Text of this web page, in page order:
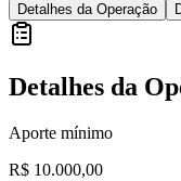
Detalhes da Operação
Detalhes da
Aporte mínimo
R$ 10.000,00